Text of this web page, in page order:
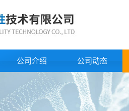
公司介绍 公司动态